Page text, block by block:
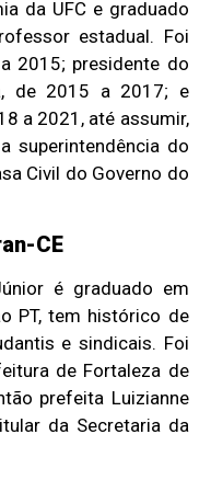
da UFC e graduado
estadual. Foi
2015; presidente do
de 2015 a 2017; e
a 2021, até assumir,
superintendência do
Civil do Governo do
CE
é graduado em
PT, tem histórico de
e sindicais. Foi
de Fortaleza de
prefeita Luizianne
da Secretaria da